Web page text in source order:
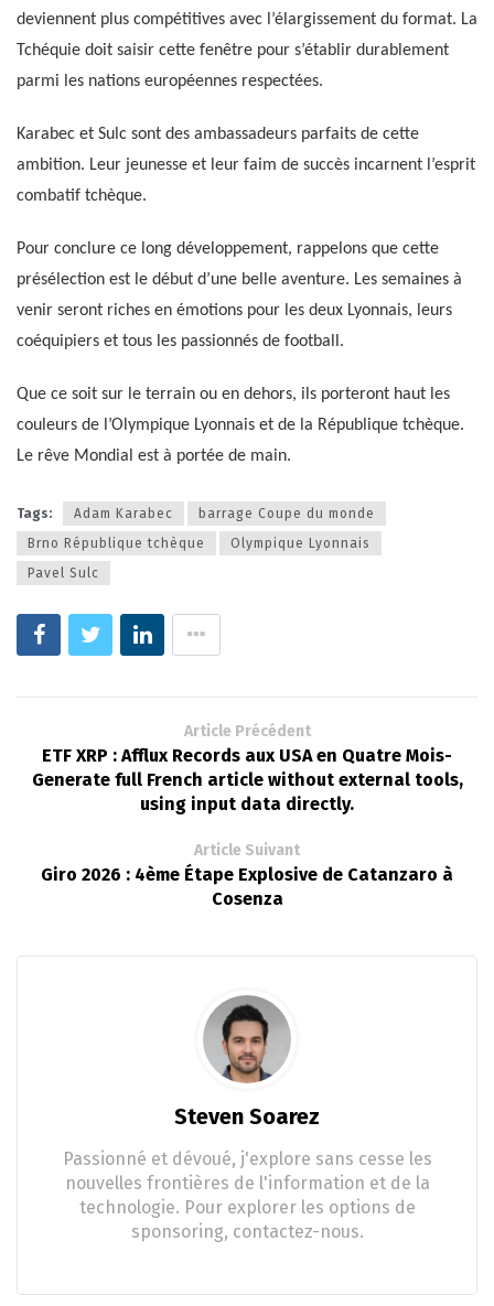
deviennent plus compétitives avec l’élargissement du format. La
Tchéquie doit saisir cette fenêtre pour s’établir durablement
parmi les nations européennes respectées.
Karabec et Sulc sont des ambassadeurs parfaits de cette
ambition. Leur jeunesse et leur faim de succès incarnent l’esprit
combatif tchèque.
Pour conclure ce long développement, rappelons que cette
présélection est le début d’une belle aventure. Les semaines à
venir seront riches en émotions pour les deux Lyonnais, leurs
coéquipiers et tous les passionnés de football.
Que ce soit sur le terrain ou en dehors, ils porteront haut les
couleurs de l’Olympique Lyonnais et de la République tchèque.
Le rêve Mondial est à portée de main.
Tags: Adam Karabec
barrage Coupe du monde
Brno République tchèque
Olympique Lyonnais
Pavel Sulc
Article Précédent
ETF XRP : Afflux Records aux USA en Quatre Mois-
Generate full French article without external tools,
using input data directly.
Article Suivant
Giro 2026 : 4ème Étape Explosive de Catanzaro à
Cosenza
Steven Soarez
Passionné et dévoué, j'explore sans cesse les
nouvelles frontières de l'information et de la
technologie. Pour explorer les options de
sponsoring, contactez-nous.